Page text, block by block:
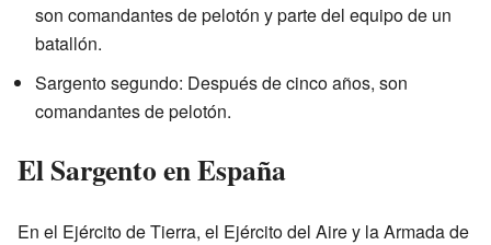
son comandantes de pelotón y parte del equipo de un
batallón.
Sargento segundo: Después de cinco años, son
comandantes de pelotón.
El Sargento en España
En el Ejército de Tierra, el Ejército del Aire y la Armada de